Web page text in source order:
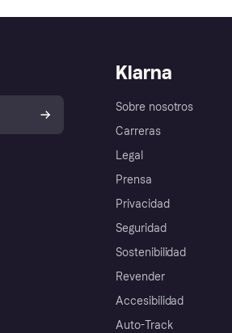
Klarna
Sobre nosotros
Carreras
Legal
Prensa
Privacidad
Seguridad
Sostenibilidad
Revender
Accesibilidad
Auto-Track